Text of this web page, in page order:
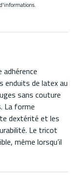
enduits de latex au
sans couture
La forme
dextérité et les
Le tricot
même lorsqu’il